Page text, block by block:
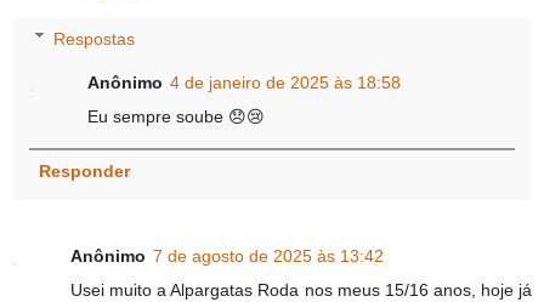
Respostas
Anônimo 4 de janeiro de 2025 às 18:58
Eu sempre soube 😞😢
Responder
Anônimo 7 de agosto de 2025 às 13:42
Usei muito a Alpargatas Roda nos meus 15/16 anos, hoje já